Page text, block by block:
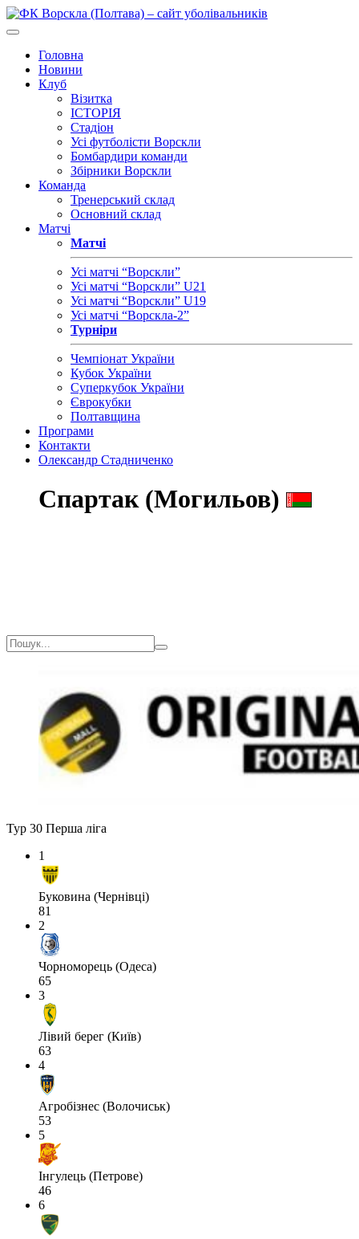
Головна
Новини
Клуб
Візитка
ІСТОРІЯ
Стадіон
Усі футболісти Ворскли
Бомбардири команди
Збірники Ворскли
Команда
Тренерський склад
Основний склад
Матчі
Матчі
Усі матчі “Ворскли”
Усі матчі “Ворскли” U21
Усі матчі “Ворскли” U19
Усі матчі “Ворскла-2”
Турніри
Чемпіонат України
Кубок України
Суперкубок України
Єврокубки
Полтавщина
Програми
Контакти
Олександр Стадниченко
Спартак (Могильов)
Тур 30 Перша ліга
1
Буковина (Чернівці)
81
2
Чорноморець (Одеса)
65
3
Лівий берег (Київ)
63
4
Агробізнес (Волочиськ)
53
5
Інгулець (Петрове)
46
6